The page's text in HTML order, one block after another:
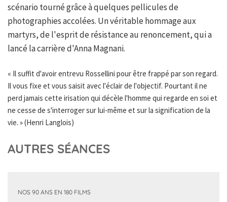
scénario tourné grâce à quelques pellicules de
photographies accolées. Un véritable hommage aux
martyrs, de l'esprit de résistance au renoncement, qui a
lancé la carrière d'Anna Magnani.
« Il suffit d'avoir entrevu Rossellini pour être frappé par son regard.
Il vous fixe et vous saisit avec l'éclair de l'objectif. Pourtant il ne
perd jamais cette irisation qui décèle l'homme qui regarde en soi et
ne cesse de s'interroger sur lui-même et sur la signification de la
vie. » (Henri Langlois)
AUTRES SÉANCES
NOS 90 ANS EN 180 FILMS